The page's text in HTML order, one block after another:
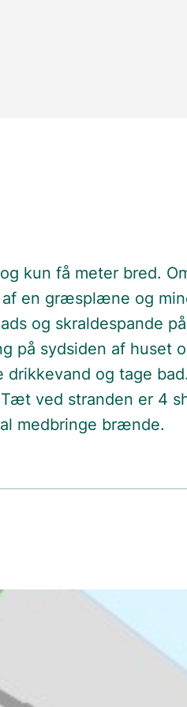
kun få meter bred.
en græsplæne og
og skraldespande
på sydsiden af huset
og tage
ved stranden er 4
medbringe brænde.